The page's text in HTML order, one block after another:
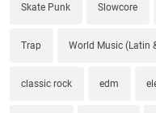
Skate Punk Slowcore
Trap World Music (Latin
classic rock edm